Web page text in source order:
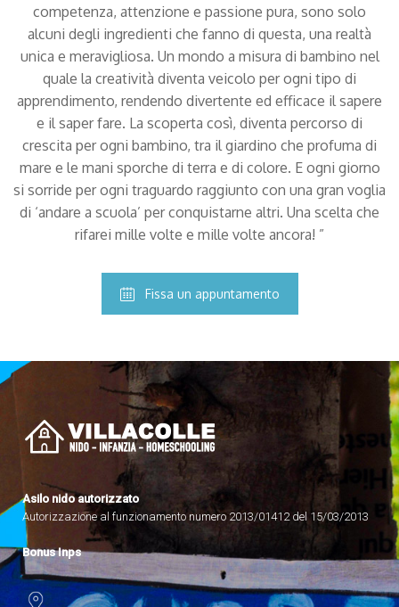
competenza, attenzione e passione pura, sono solo
alcuni degli ingredienti che fanno di questa, una realtà
unica e meravigliosa. Un mondo a misura di bambino nel
quale la creatività diventa veicolo per ogni tipo di
apprendimento, rendendo divertente ed efficace il sapere
e il saper fare. La scoperta così, diventa percorso di
crescita per ogni bambino, tra il giardino che profuma di
mare e le mani sporche di terra e di colore. E ogni giorno
si sorride per ogni traguardo raggiunto con una gran voglia
di ‘andare a scuola’ per conquistarne altri. Una scelta che
rifarei mille volte e mille volte ancora! ”
Fissa un appuntamento
Asilo nido autorizzato
Autorizzazione al funzionamento numero 2013/01412 del 15/03/2013
Bonus Inps